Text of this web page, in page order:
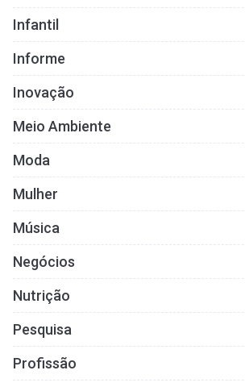
Infantil
Informe
Inovação
Meio Ambiente
Moda
Mulher
Música
Negócios
Nutrição
Pesquisa
Profissão